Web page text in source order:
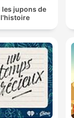
les jupons de
l'histoire